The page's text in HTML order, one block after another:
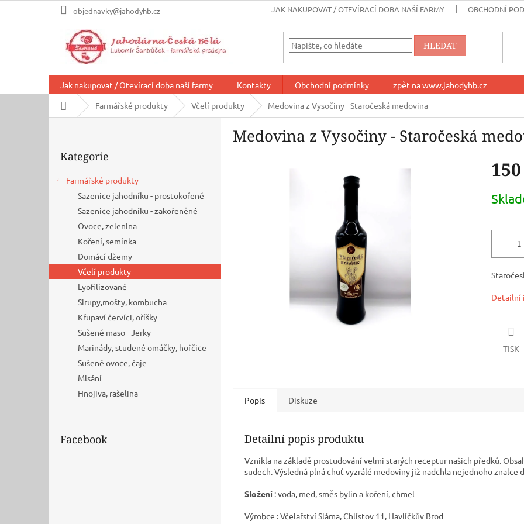
na
objednavky@jahodyhb.cz JAK NAKUPOVAT / OTEVÍRACÍ DOBA NAŠÍ FARMY OBCHODNÍ
HLEDAT
Jak nakupovat / Otevírací doba naší farmy Kontakty Obchodní podmínky
zpět na www.jahodyhb.cz
Domů
Farmářské produkty Včelí produkty Medovina z Vysočiny - Staročeská medovina
n
e
kategorie
Kategorie
Farmářské produkty
Sazenice jahodníku - prostokořené
Sazenice jahodníku - zakořeněné
Ovoce, zelenina
Koření, semínka
Domácí džemy
Včelí produkty
Lyofilizované
Sirupy,mošty, kombucha
Křupaví červíci, oříšky
Sušené maso - Jerky
Marinády, studené omáčky, hořčice
Sušené ovoce, čaje
Mlsání
Hnojiva, rašelina
Facebook
Medovina z Vysočiny - Staročeská
cena:
Detailní
TISK
Popis Diskuze
Detailní popis produktu
Vznikla na základě prostudování velmi starých receptur našich předků.
sudech. Výsledná plná chuť vyzrálé medoviny již nadchla nejednoho znalce
Složení : voda, med, směs bylin a koření, chmel
Výrobce : Včelařství Sláma, Chlístov 11, Havlíčkův Brod